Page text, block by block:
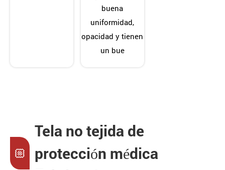
buena
uniformidad,
opacidad y tienen
un bue
Tela no tejida de
protección médica